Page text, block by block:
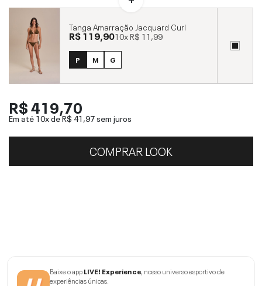
Tanga Amarração Jacquard Curl
R$ 119,9010xR$ 11,99
P M G
R$ 419,70
Em até 10x deR$ 41,97sem juros
COMPRAR LOOK
Baixe o appLIVE! Experience, nosso universo esportivo de
experiências únicas.